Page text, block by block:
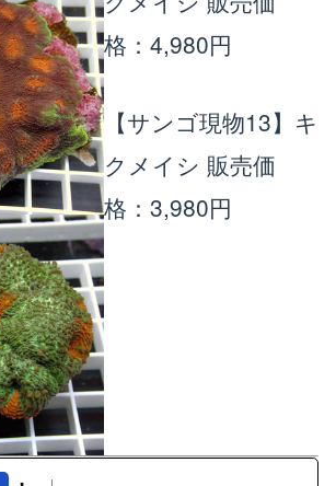
格：4,980円
【サンゴ現物13】キ
クメイシ 販売価
格：3,980円